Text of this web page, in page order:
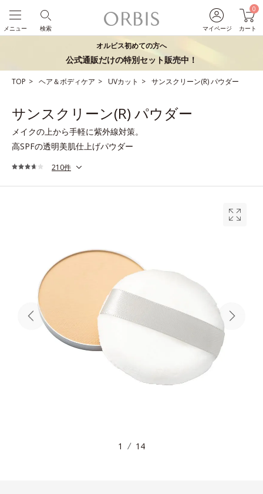
マイページ
0
カート
検索
メニュー
オルビス初めての方へ
公式通販だけの特別セット販売中！
TOP ヘア＆ボディケア UVカット サンスクリーン(R) パウダー
サンスクリーン(R) パウダー
メイクの上から手軽に紫外線対策。
高SPFの透明美肌仕上げパウダー
210件
1 14